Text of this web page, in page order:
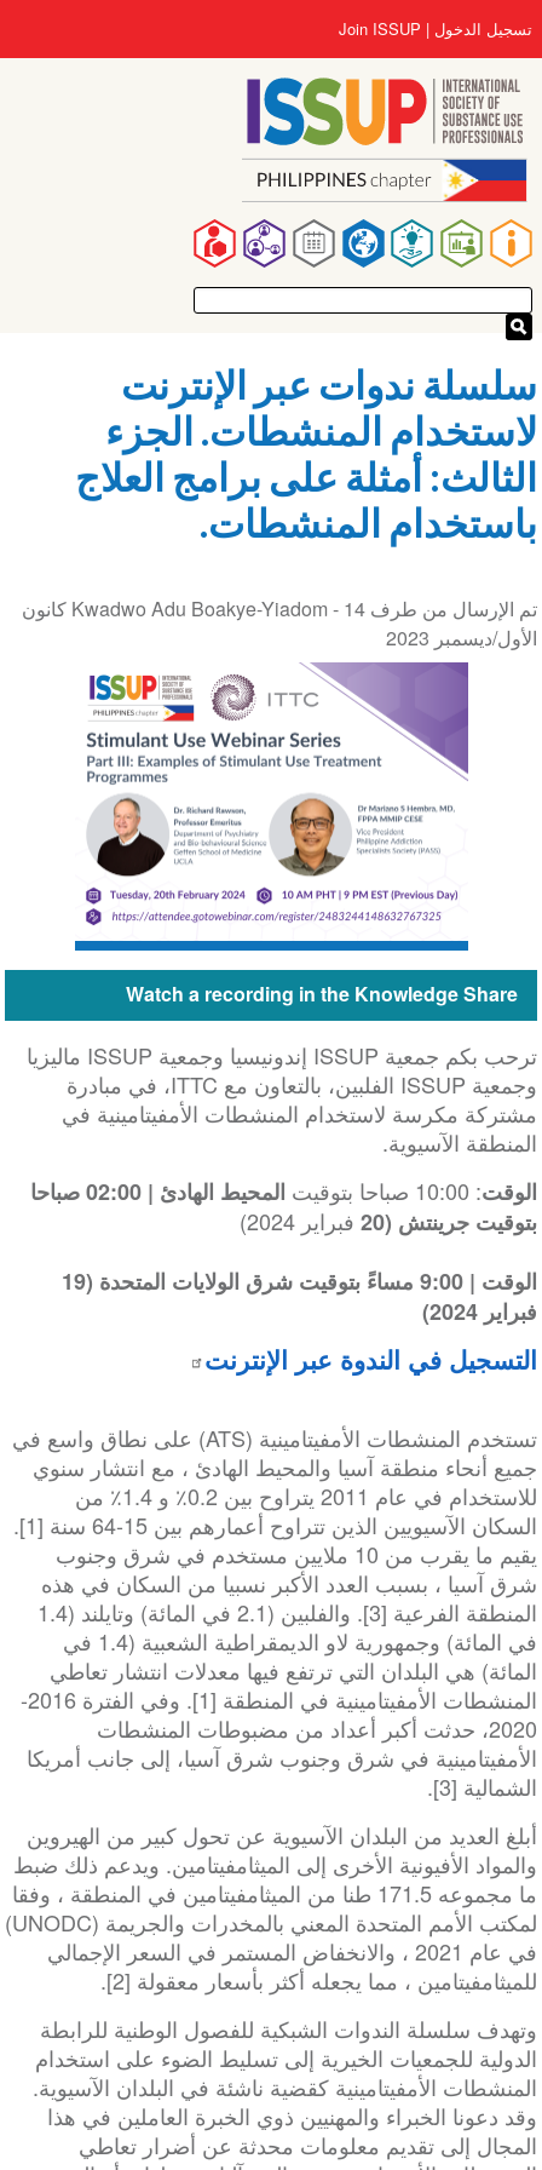
إلى
المحتوى
الرئيسي
Main
navigation
User
account
menu
تسجيل الدخول Join ISSUP
سلسلة ندوات عبر الإنترنت
لاستخدام المنشطات. الجزء
الثالث: أمثلة على برامج العلاج
باستخدام المنشطات.
تم الإرسال من طرف Kwadwo Adu Boakye-Yiadom -
14 كانون
الأول/ديسمبر 2023
Watch a recording in the Knowledge Share
ترحب بكم جمعية ISSUP إندونيسيا وجمعية ISSUP ماليزيا
وجمعية ISSUP الفلبين، بالتعاون مع ITTC، في مبادرة
مشتركة مكرسة لاستخدام المنشطات الأمفيتامينية في
المنطقة الآسيوية.
الوقت: 10:00 صباحا بتوقيت
المحيط الهادئ | 02:00 صباحا
بتوقيت جرينتش (20
فبراير 2024)
الوقت | 9:00 مساءً بتوقيت شرق الولايات المتحدة (19
فبراير 2024)
التسجيل في الندوة عبر الإنترنت
تستخدم المنشطات الأمفيتامينية (ATS) على نطاق واسع في
جميع أنحاء منطقة آسيا والمحيط الهادئ ، مع انتشار سنوي
للاستخدام في عام 2011 يتراوح بين 0.2٪ و 1.4٪ من
السكان الآسيويين الذين تتراوح أعمارهم بين 15-64 سنة [1].
يقيم ما يقرب من 10 ملايين مستخدم في شرق وجنوب
شرق آسيا ، بسبب العدد الأكبر نسبيا من السكان في هذه
المنطقة الفرعية [3]. والفلبين (2.1 في المائة) وتايلند (1.4
في المائة) وجمهورية لاو الديمقراطية الشعبية (1.4 في
المائة) هي البلدان التي ترتفع فيها معدلات انتشار تعاطي
المنشطات الأمفيتامينية في المنطقة [1]. وفي الفترة 2016-
2020، حدثت أكبر أعداد من مضبوطات المنشطات
الأمفيتامينية في شرق وجنوب شرق آسيا، إلى جانب أمريكا
الشمالية [3].
أبلغ العديد من البلدان الآسيوية عن تحول كبير من الهيروين
والمواد الأفيونية الأخرى إلى الميثامفيتامين. ويدعم ذلك ضبط
ما مجموعه 171.5 طنا من الميثامفيتامين في المنطقة ، وفقا
لمكتب الأمم المتحدة المعني بالمخدرات والجريمة (UNODC)
في عام 2021 ، والانخفاض المستمر في السعر الإجمالي
للميثامفيتامين ، مما يجعله أكثر بأسعار معقولة [2].
وتهدف سلسلة الندوات الشبكية للفصول الوطنية للرابطة
الدولية للجمعيات الخيرية إلى تسليط الضوء على استخدام
المنشطات الأمفيتامينية كقضية ناشئة في البلدان الآسيوية.
وقد دعونا الخبراء والمهنيين ذوي الخبرة العاملين في هذا
المجال إلى تقديم معلومات محدثة عن أضرار تعاطي